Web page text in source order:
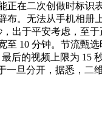
二次创做时标识表
布。无法从手机相册
出于平安考虑，至
至 10 分钟。节流甄
后的视频上限为 15
旦分开，据悉，二